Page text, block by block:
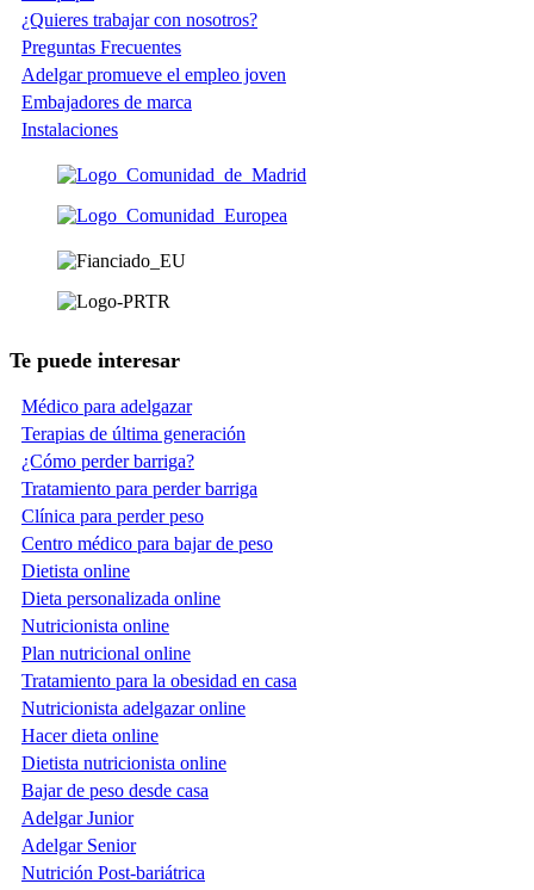
¿Quieres trabajar con nosotros?
Preguntas Frecuentes
Adelgar promueve el empleo joven
Embajadores de marca
Instalaciones
Te puede interesar
Médico para adelgazar
Terapias de última generación
¿Cómo perder barriga?
Tratamiento para perder barriga
Clínica para perder peso
Centro médico para bajar de peso
Dietista online
Dieta personalizada online
Nutricionista online
Plan nutricional online
Tratamiento para la obesidad en casa
Nutricionista adelgazar online
Hacer dieta online
Dietista nutricionista online
Bajar de peso desde casa
Adelgar Junior
Adelgar Senior
Nutrición Post-bariátrica